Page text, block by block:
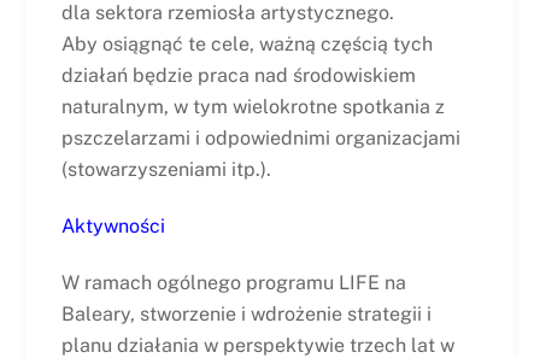
dla sektora rzemiosła artystycznego.
Aby osiągnąć te cele, ważną częścią tych
działań będzie praca nad środowiskiem
naturalnym, w tym wielokrotne spotkania z
pszczelarzami i odpowiednimi organizacjami
(stowarzyszeniami itp.).
Aktywności
W ramach ogólnego programu LIFE na
Baleary, stworzenie i wdrożenie strategii i
planu działania w perspektywie trzech lat w